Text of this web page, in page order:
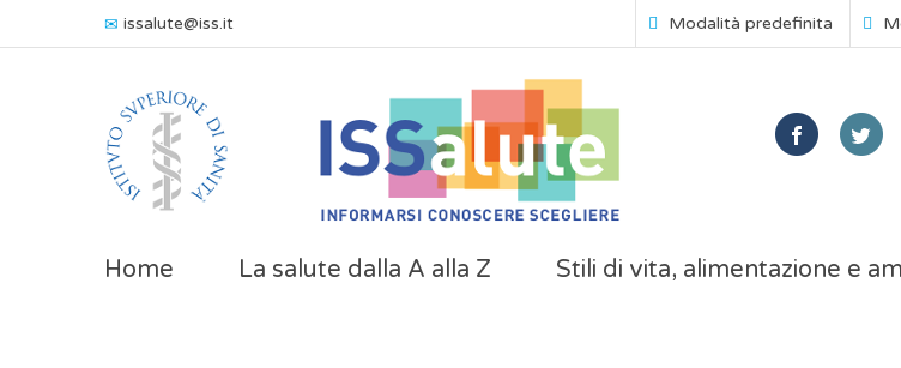
issalute@iss.it Modalità predefinita
Home La salute dalla A alla Z Stili di vita, alimentazione e